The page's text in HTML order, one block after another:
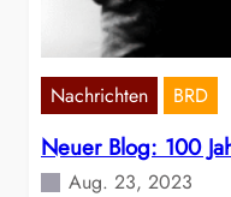
Nachrichten BRD
Neuer Blog: 100
Aug. 23, 2023